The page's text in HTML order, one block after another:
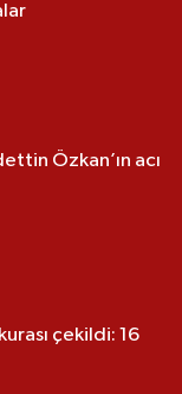
Özkan’ın acı
çekildi: 16